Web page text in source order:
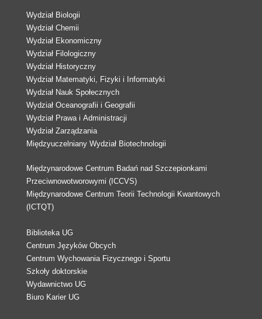
Wydział Biologii
Wydział Chemii
Wydział Ekonomiczny
Wydział Filologiczny
Wydział Historyczny
Wydział Matematyki, Fizyki i Informatyki
Wydział Nauk Społecznych
Wydział Oceanografii i Geografii
Wydział Prawa i Administracji
Wydział Zarządzania
Międzyuczelniany Wydział Biotechnologii
Międzynarodowe Centrum Badań nad Szczepionkami
Przeciwnowotworowymi (ICCVS)
Międzynarodowe Centrum Teorii Technologii Kwantowych
(ICTQT)
Biblioteka UG
Centrum Języków Obcych
Centrum Wychowania Fizycznego i Sportu
Szkoły doktorskie
Wydawnictwo UG
Biuro Karier UG